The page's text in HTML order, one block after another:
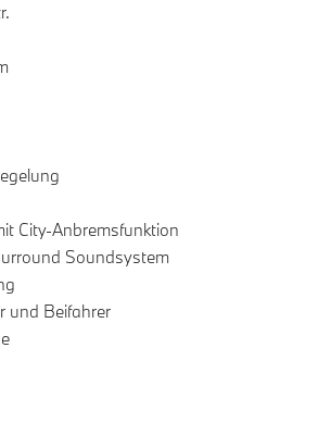
City-Anbremsfunktion
Soundsystem
und Beifahrer